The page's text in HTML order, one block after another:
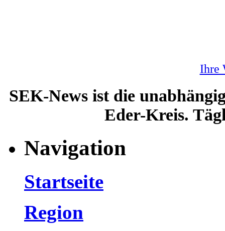
Ihre
SEK-News ist die
Eder-Kreis.
Navigation
Startseite
Region